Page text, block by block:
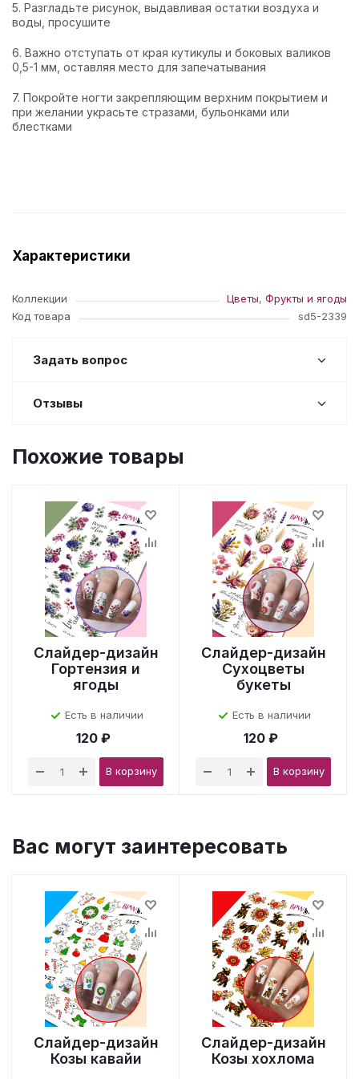
5. Разгладьте рисунок, выдавливая остатки воздуха и
воды, просушите
6. Важно отступать от края кутикулы и боковых валиков
0,5-1 мм, оставляя место для запечатывания
7. Покройте ногти закрепляющим верхним покрытием и
при желании украсьте стразами, бульонками или
блестками
Характеристики
Коллекции Цветы, Фрукты и ягоды
Код товара
sd5-2339
Задать вопрос
Отзывы
Похожие товары
Слайдер-дизайн
Гортензия и
ягоды
Есть в наличии
120 ₽
В корзину
Слайдер-дизайн
Сухоцветы
букеты
Есть в наличии
120 ₽
В корзину
Вас могут заинтересовать
Слайдер-дизайн
Козы кавайи
Слайдер-дизайн
Козы хохлома